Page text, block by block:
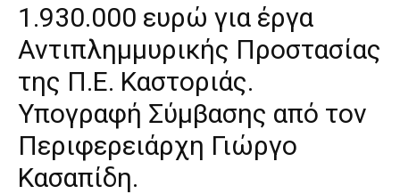
1.930.000 ευρώ για έργα
Αντιπλημμυρικής Προστασίας
της Π.Ε. Καστοριάς.
Υπογραφή Σύμβασης από τον
Περιφερειάρχη Γιώργο
Κασαπίδη.